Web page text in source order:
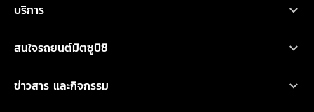
ไทรทัน
เอ็กซ์แพนเดอร์ เอชอีวี ใหม่
อุปกรณ์ตกแต่ง
คำนวณค่าใช้จ่ายเบื้องต้น
บริการ
น้ำมันเครื่องและเคมีภัณฑ์
สนใจรถยนต์มิตซูบิชิ
ข่าวสาร และกิจกรรม